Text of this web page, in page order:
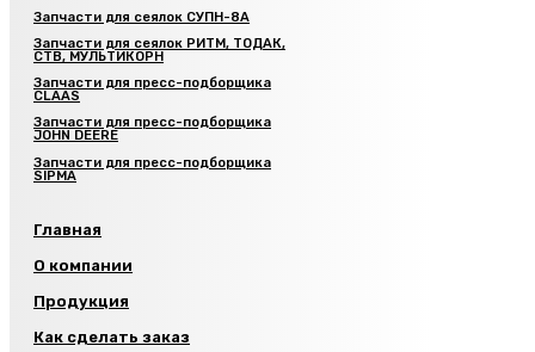
Запчасти для сеялок СУПН-8А
Запчасти для сеялок РИТМ, ТОДАК,
СТВ, МУЛЬТИКОРН
Запчасти для пресс-подборщика
CLAAS
Запчасти для пресс-подборщика
JOHN DEERE
Запчасти для пресс-подборщика
SIPMA
Главная
О компании
Продукция
Как сделать заказ